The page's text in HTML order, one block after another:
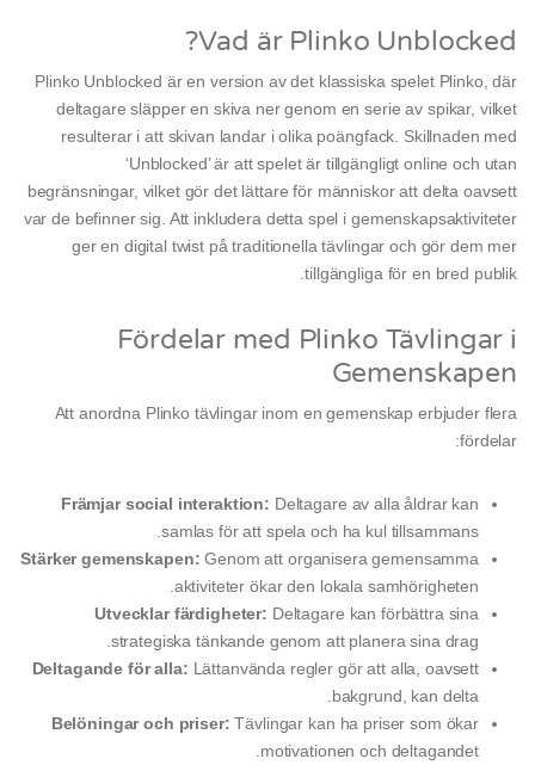
Vad är Plinko Unblocked?
Plinko Unblocked är en version av det klassiska spelet Plinko, där
deltagare släpper en skiva ner genom en serie av spikar, vilket
resulterar i att skivan landar i olika poängfack. Skillnaden med
‘Unblocked’ är att spelet är tillgängligt online och utan
begränsningar, vilket gör det lättare för människor att delta oavsett
var de befinner sig. Att inkludera detta spel i gemenskapsaktiviteter
ger en digital twist på traditionella tävlingar och gör dem mer
tillgängliga för en bred publik.
Fördelar med Plinko Tävlingar i
Gemenskapen
Att anordna Plinko tävlingar inom en gemenskap erbjuder flera
fördelar:
Främjar social interaktion: Deltagare av alla åldrar kan
samlas för att spela och ha kul tillsammans.
Stärker gemenskapen: Genom att organisera gemensamma
aktiviteter ökar den lokala samhörigheten.
Utvecklar färdigheter: Deltagare kan förbättra sina
strategiska tänkande genom att planera sina drag.
Deltagande för alla: Lättanvända regler gör att alla, oavsett
bakgrund, kan delta.
Belöningar och priser: Tävlingar kan ha priser som ökar
motivationen och deltagandet.